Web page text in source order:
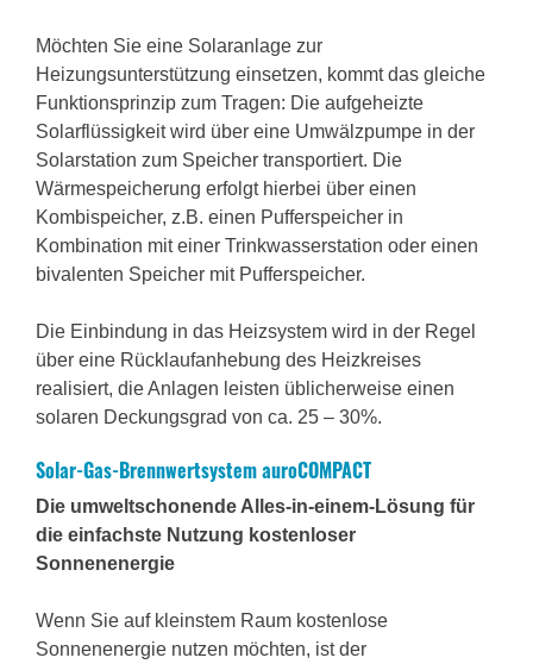
Möchten Sie eine Solaranlage zur
Heizungsunterstützung einsetzen, kommt das gleiche
Funktionsprinzip zum Tragen: Die aufgeheizte
Solarflüssigkeit wird über eine Umwälzpumpe in der
Solarstation zum Speicher transportiert. Die
Wärmespeicherung erfolgt hierbei über einen
Kombispeicher, z.B. einen Pufferspeicher in
Kombination mit einer Trinkwasserstation oder einen
bivalenten Speicher mit Pufferspeicher.
Die Einbindung in das Heizsystem wird in der Regel
über eine Rücklaufanhebung des Heizkreises
realisiert, die Anlagen leisten üblicherweise einen
solaren Deckungsgrad von ca. 25 – 30%.
Solar-Gas-Brennwertsystem auroCOMPACT
Die umweltschonende Alles-in-einem-Lösung für
die einfachste Nutzung kostenloser
Sonnenenergie
Wenn Sie auf kleinstem Raum kostenlose
Sonnenenergie nutzen möchten, ist der